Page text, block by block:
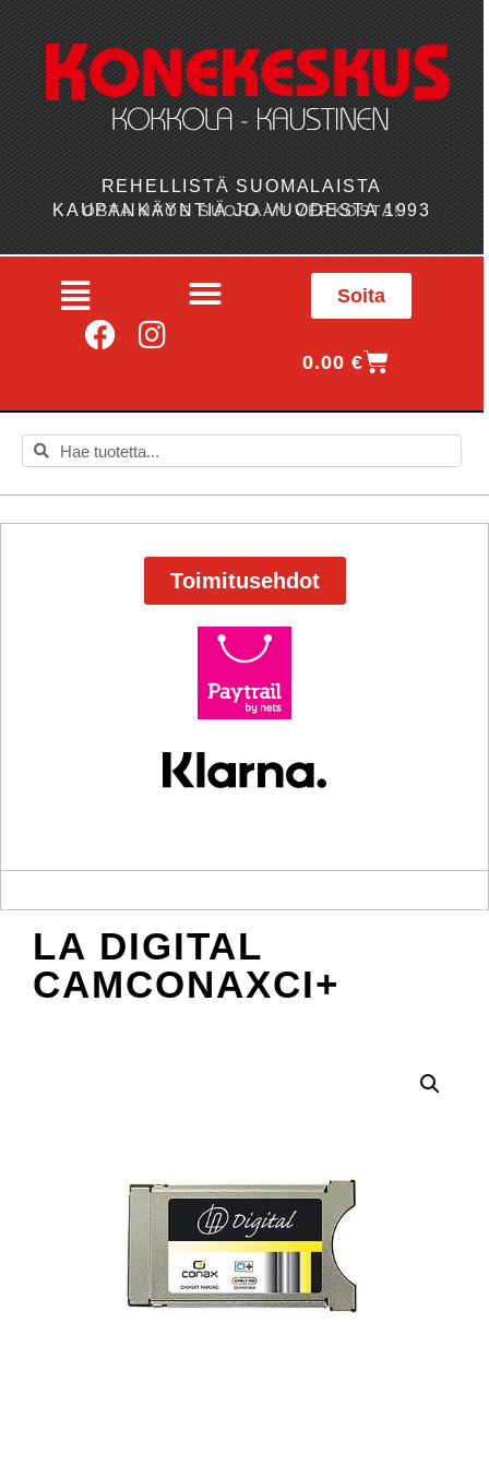
REHELLISTÄ SUOMALAISTA
KAUPANKÄYNTIÄ JO VUODESTA 1993
OSTA MYÖS SUORAAN VERKOSTA!
Soita
0.00€
Toimitusehdot
LA DIGITAL
CAMCONAXCI+